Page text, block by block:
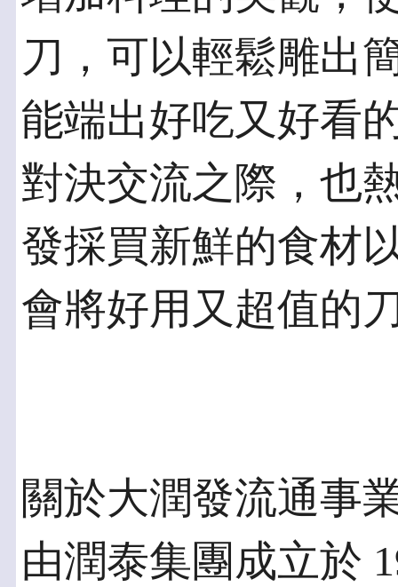
刀，可以輕鬆雕出
能端出好吃又好看
對決交流之際，也
發採買新鮮的食材
會將好用又超值的
關於大潤發流通事
由潤泰集團成立於